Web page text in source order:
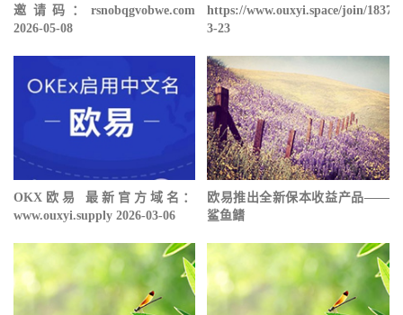
邀请码：rsnobqgvobwe.com
2026-05-08
https://www.ouxyi.space/join/
3-23
OKX欧易 最新官方域名：
www.ouxyi.supply 2026-03-06
欧易推出全新保本收益产品——
鲨鱼鳍